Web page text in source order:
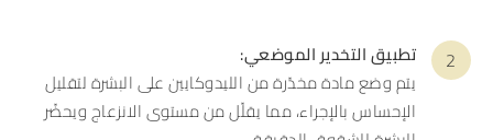
تطبيق التخدير الموضعي:
يتم وضع مادة مخدّرة من الليدوكايين على البشرة لتقليل
الإحساس بالإجراء، مما يقلّل من مستوى الانزعاج ويحضّر